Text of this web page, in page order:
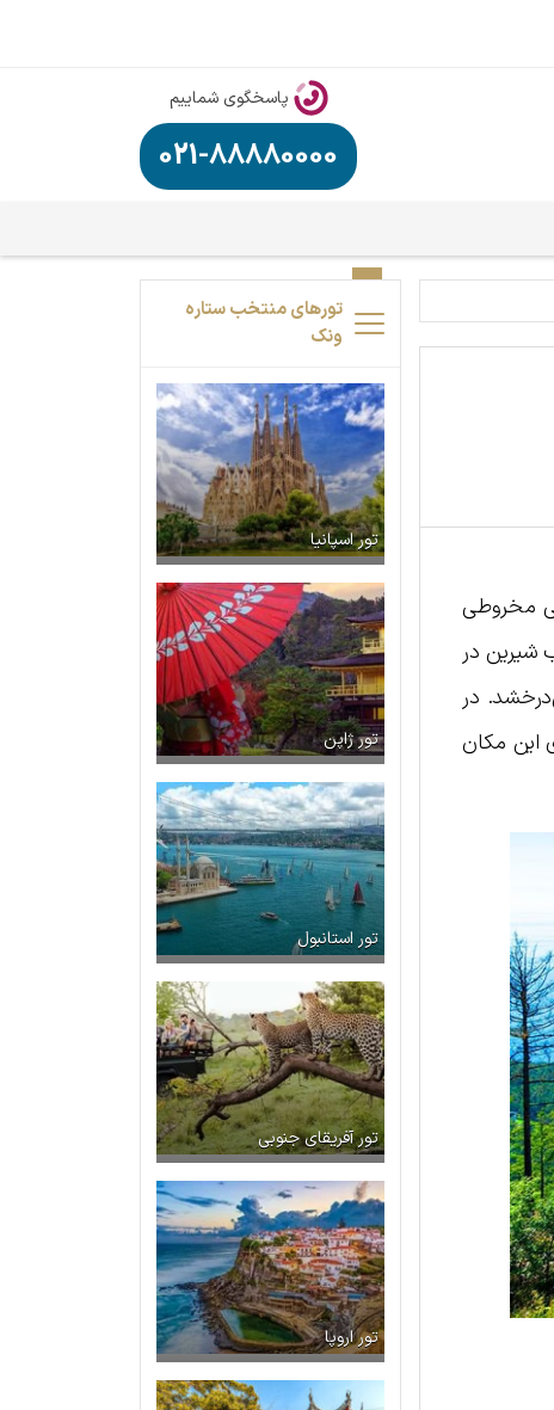
پاسخگوی شماییم
021-88880000
مخروطی
دریاچه آب شیرین در
در
این مکان
تورهای منتخب ستاره
ونک
تور اسپانیا
تور ژاپن
تور استانبول
تور آفریقای جنوبی
تور اروپا